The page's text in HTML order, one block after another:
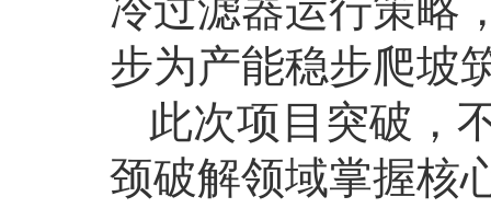
冷过滤器运行策略
步为产能稳步爬坡
此次项目突破，
颈破解领域掌握核